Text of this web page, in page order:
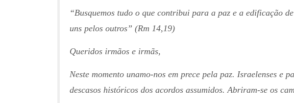
“Busquemos tudo o que contribui para a paz e a edificação de
uns pelos outros” (Rm 14,19)
Queridos irmãos e irmãs,
Neste momento unamo-nos em prece pela paz. Israelenses e
descasos históricos dos acordos assumidos. Abriram-se os